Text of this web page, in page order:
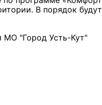
В порядок
МО "Город Усть-Кут"